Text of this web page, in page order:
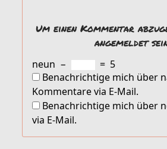
Um einen Kommentar
angemeldet
neun − = 5
Benachrichtige mich über
Kommentare via E-Mail.
Benachrichtige mich über
via E-Mail.